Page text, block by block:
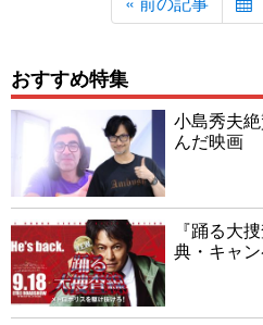
おすすめ特集
小島秀夫
んだ映画
『踊る大
典・キャ